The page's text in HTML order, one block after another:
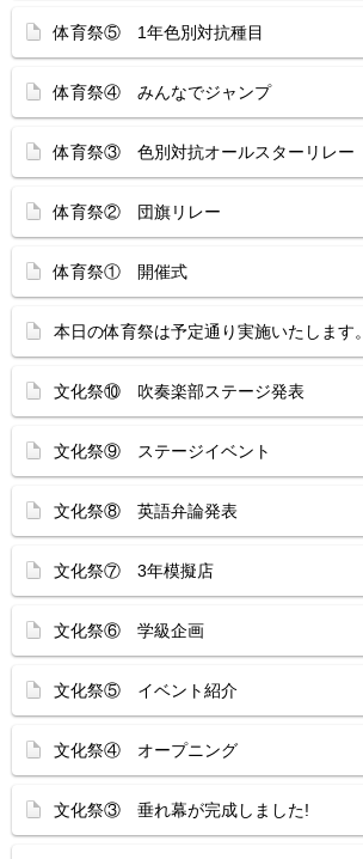
体育祭⑤ 1年色別対抗種目
体育祭④ みんなでジャンプ
体育祭③ 色別対抗オールスターリレー
体育祭② 団旗リレー
体育祭① 開催式
本日の体育祭は予定通り実施いたします。
文化祭⑩ 吹奏楽部ステージ発表
文化祭⑨ ステージイベント
文化祭⑧ 英語弁論発表
文化祭⑦ 3年模擬店
文化祭⑥ 学級企画
文化祭⑤ イベント紹介
文化祭④ オープニング
文化祭③ 垂れ幕が完成しました!